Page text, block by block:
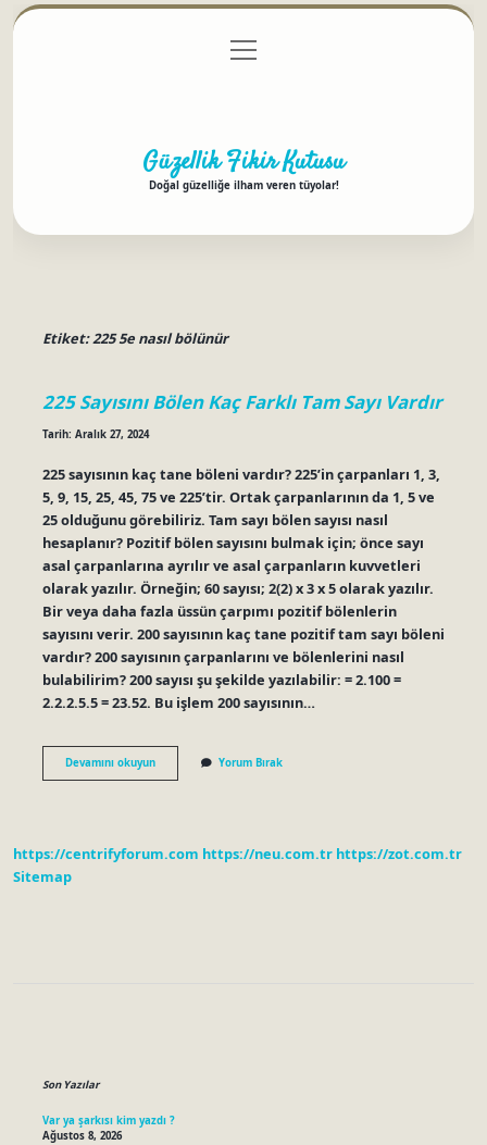
Gizlilik Politikası
menüyü
aç
Güzellik Fikir Kutusu
Doğal güzelliğe ilham veren tüyolar!
Etiket:225 5e nasıl bölünür
225 Sayısını Bölen Kaç Farklı Tam Sayı Vardır
Tarih: Aralık 27, 2024
225 sayısının kaç tane böleni vardır? 225’in çarpanları 1, 3,
5, 9, 15, 25, 45, 75 ve 225’tir. Ortak çarpanlarının da 1, 5 ve
25 olduğunu görebiliriz. Tam sayı bölen sayısı nasıl
hesaplanır? Pozitif bölen sayısını bulmak için; önce sayı
asal çarpanlarına ayrılır ve asal çarpanların kuvvetleri
olarak yazılır. Örneğin; 60 sayısı; 2(2) x 3 x 5 olarak yazılır.
Bir veya daha fazla üssün çarpımı pozitif bölenlerin
sayısını verir. 200 sayısının kaç tane pozitif tam sayı böleni
vardır? 200 sayısının çarpanlarını ve bölenlerini nasıl
bulabilirim? 200 sayısı şu şekilde yazılabilir: = 2.100 =
2.2.2.5.5 = 23.52. Bu işlem 200 sayısının…
Devamını okuyun225
Sayısını
Sayı
Yorum Bırak
https://centrifyforum.com https://neu.com.tr https://zot.com.tr
Sitemap
Son Yazılar
Var ya şarkısı kim yazdı ?
Ağustos 8, 2026